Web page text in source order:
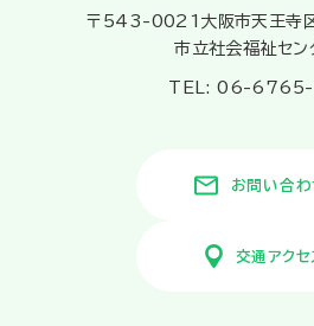
〒543-0021大阪市天王寺
市立社会福祉セン
TEL: 06-
お問い合わ
交通アクセ